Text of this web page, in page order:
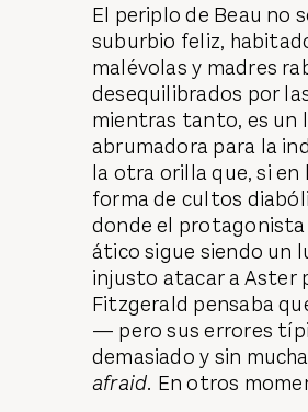
El periplo de Beau no
suburbio feliz,
malévolas y madres
desequilibrados por
mientras tanto, es un
abrumadora para la
la otra orilla que, si en
forma de cultos
donde el protagonista
ático sigue siendo un
injusto atacar a Aster
Fitzgerald pensaba
— pero sus errores
demasiado y sin
afraid. En otros